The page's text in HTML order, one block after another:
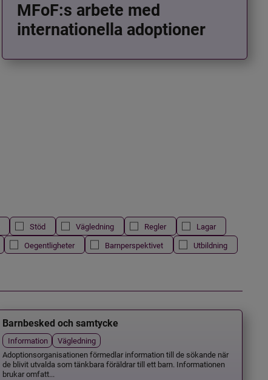
MFoF:s arbete med
internationella adoptioner
Stöd Vägledning Regler
Lagar
Oegentligheter Barnperspektivet
Utbildning
Barnbesked och samtycke
Information
Vägledning
Adoptionsorganisationen förmedlar information till de sökande när
de blivit utvalda som tänkbara föräldrar till ett barn. Informationen
brukar omfatt...